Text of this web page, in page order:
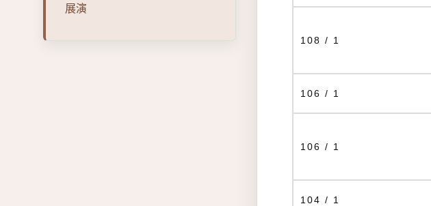
展演
108 / 1
106 / 1
106 / 1
104 / 1